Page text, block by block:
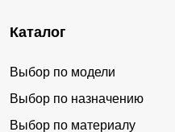
Каталог
Выбор по модели
Выбор по назначению
Выбор по материалу